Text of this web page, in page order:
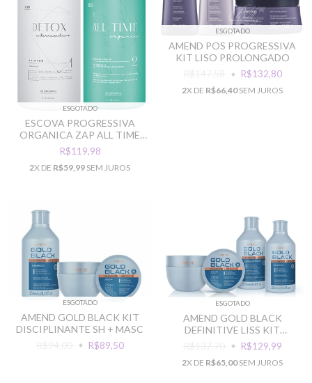
ESGOTADO
ESCOVA PROGRESSIVA
ORGANICA ZAP ALL TIME
2X1L
R$119,98
2X DE R$59,99 SEM JUROS
ESGOTADO
AMEND POS PROGRESSIVA
KIT LISO PROLONGADO
R$147,58
R$132,80
2X DE R$66,40SEM JUROS
ESGOTADO
AMEND GOLD BLACK KIT
DISCIPLINANTE SH + MASC
R$94,00
R$89,50
ESGOTADO
AMEND GOLD BLACK
DEFINITIVE LISS KIT
CABELOS ALISADOS
R$137,70 R$129,99
2X DE R$65,00SEM JUROS